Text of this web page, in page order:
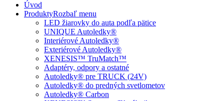
Úvod
ProduktyRozbaľ menu
LED žiarovky do auta podľa pätice
UNIQUE Autoledky®
Interiérové Autoledky®
Exteriérové Autoledky®
XENESIS™ TruMatch™
Adaptéry, odpory a ostatné
Autoledky® pre TRUCK (24V)
Autoledky® do predných svetlometov
Autoledky® Carbon